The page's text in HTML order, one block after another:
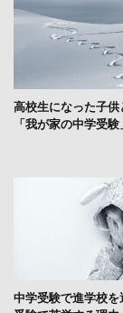
高校生になった子供
「我が家の中学受験
中学受験で進学校